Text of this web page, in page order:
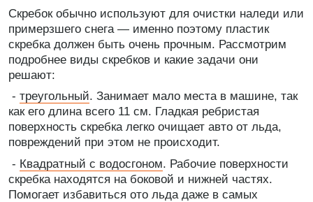
Скребок обычно используют для очистки наледи или
примерзшего снега — именно поэтому пластик
скребка должен быть очень прочным. Рассмотрим
подробнее виды скребков и какие задачи они
решают:
- треугольный. Занимает мало места в машине, так
как его длина всего 11 см. Гладкая ребристая
поверхность скребка легко очищает авто от льда,
повреждений при этом не происходит.
- Квадратный с водосгоном. Рабочие поверхности
скребка находятся на боковой и нижней частях.
Помогает избавиться ото льда даже в самых